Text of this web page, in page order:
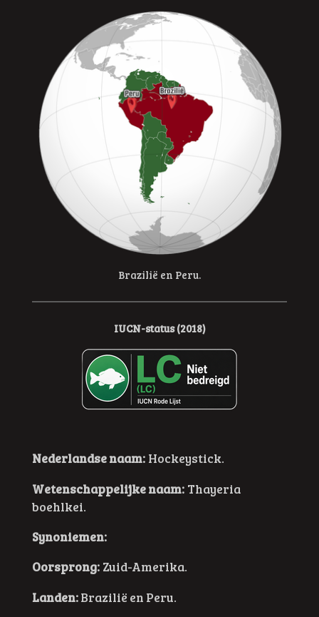
Brazilië en Peru.
IUCN-status (2018)
Nederlandse naam: Hockeystick.
Wetenschappelijke naam:Thayeria
boehlkei.
Synoniemen:
Oorsprong:Zuid-Amerika.
Landen:Brazilië en Peru.